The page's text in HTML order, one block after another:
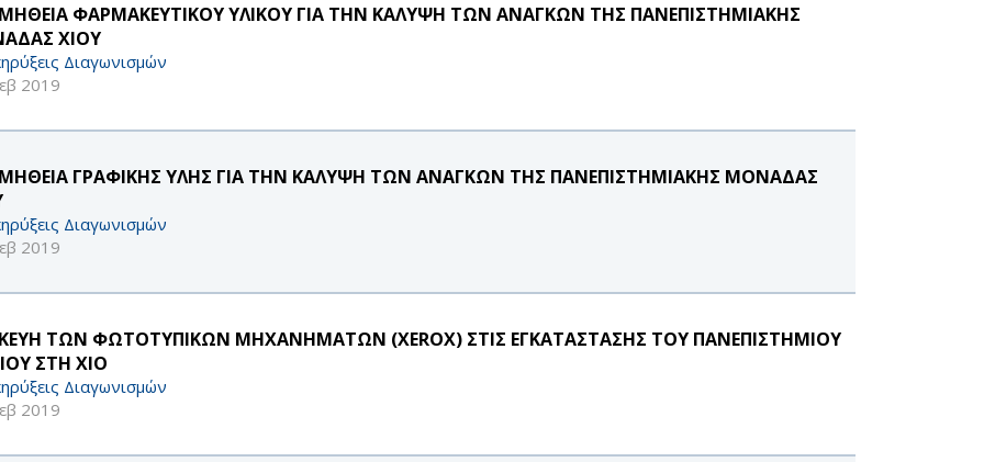
ΦΑΡΜΑΚΕΥΤΙΚΟΥ ΥΛΙΚΟΥ ΓΙΑ ΤΗΝ ΚΑΛΥΨΗ ΤΩΝ ΑΝΑΓΚΩΝ ΤΗΣ ΠΑΝΕΠΙΣΤΗΜΙΑΚΗΣ
ΧΙΟΥ
Διαγωνισμών
2019
ΓΡΑΦΙΚΗΣ ΥΛΗΣ ΓΙΑ ΤΗΝ ΚΑΛΥΨΗ ΤΩΝ ΑΝΑΓΚΩΝ ΤΗΣ ΠΑΝΕΠΙΣΤΗΜΙΑΚΗΣ ΜΟΝΑΔΑΣ
Διαγωνισμών
2019
ΤΩΝ ΦΩΤΟΤΥΠΙΚΩΝ ΜΗΧΑΝΗΜΑΤΩΝ (XEROX) ΣΤΙΣ ΕΓΚΑΤΑΣΤΑΣΗΣ ΤΟΥ ΠΑΝΕΠΙΣΤΗΜΙΟΥ
ΣΤΗ ΧΙΟ
Διαγωνισμών
2019